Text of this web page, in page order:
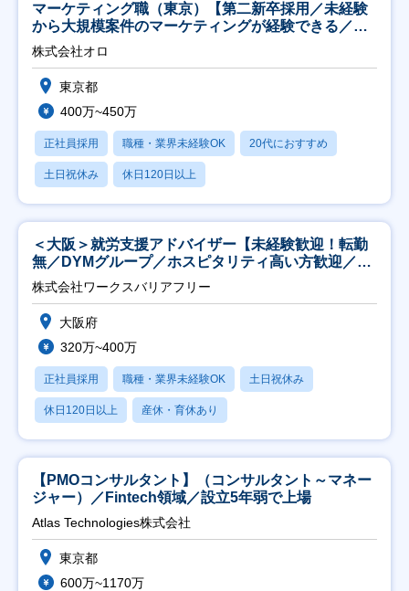
マーケティング職（東京）【第二新卒採用／未経験
から大規模案件のマーケティングが経験できる／研
修充実】
株式会社オロ
東京都
400万~450万
正社員採用 職種・業界未経験OK 20代におすすめ
土日祝休み 休日120日以上
＜大阪＞就労支援アドバイザー【未経験歓迎！転勤
無／DYMグループ／ホスピタリティ高い方歓迎／土
日祝】
株式会社ワークスバリアフリー
大阪府
320万~400万
正社員採用 職種・業界未経験OK 土日祝休み
休日120日以上 産休・育休あり
【PMOコンサルタント】（コンサルタント～マネー
ジャー）／Fintech領域／設立5年弱で上場
Atlas Technologies株式会社
東京都
600万~1170万